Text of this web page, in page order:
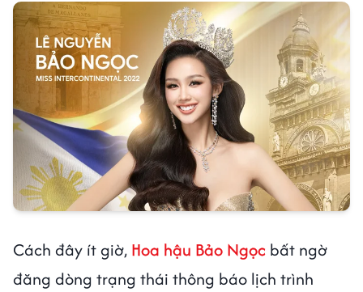
Cách đây ít giờ, Hoa hậu Bảo Ngọc bất ngờ
đăng dòng trạng thái thông báo lịch trình